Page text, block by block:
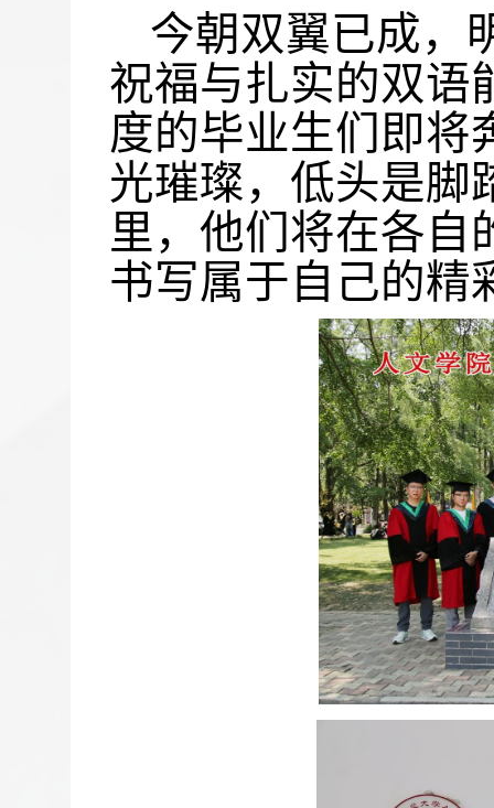
今朝双翼已成，
祝福与扎实的双语
度的毕业生们即将
光璀璨，低头是脚
里，他们将在各自
书写属于自己的精